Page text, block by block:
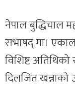
नेपाल बुद्धिचाल
सभाषद् मा।
विशिष्ट
दिलजित खन्नाको